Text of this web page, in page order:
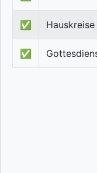
✅ Hauskreise
✅